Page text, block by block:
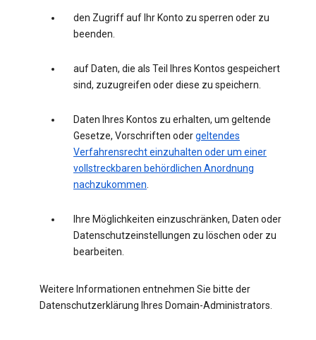
den Zugriff auf Ihr Konto zu sperren oder zu
beenden.
auf Daten, die als Teil Ihres Kontos gespeichert
sind, zuzugreifen oder diese zu speichern.
Daten Ihres Kontos zu erhalten, um geltende
Gesetze, Vorschriften odergeltendes
Verfahrensrecht einzuhalten oder um einer
vollstreckbaren behördlichen Anordnung
nachzukommen.
Ihre Möglichkeiten einzuschränken, Daten oder
Datenschutzeinstellungen zu löschen oder zu
bearbeiten.
Weitere Informationen entnehmen Sie bitte der
Datenschutzerklärung Ihres Domain-Administrators.